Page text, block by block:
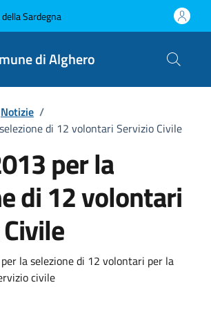
Sardegna
di Alghero
Notizie /
di 12 volontari Servizio Civile
per la
di 12 volontari
notizia
la selezione di 12 volontari per la
civile